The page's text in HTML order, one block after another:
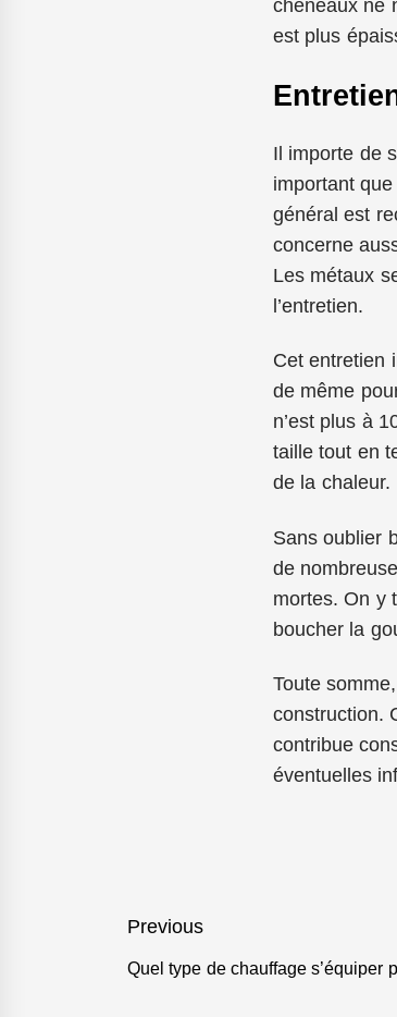
chéneaux ne
est plus
Il importe de
important
général est
concerne
Les métaux
l’entretien.
Cet entretien
de même
n’est plus à
taille tout en
de la chaleur.
Sans oublier
de
mortes. On y
boucher la
Toute
construction.
contribue
éventuelles
Navigation
de
Previous
Previous
Quel type de chauffage s’équiper